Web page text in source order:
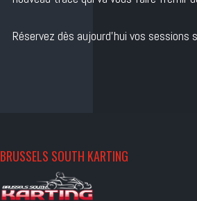
Réservez dès aujourd’hui vos
BRUSSELS SOUTH KARTING